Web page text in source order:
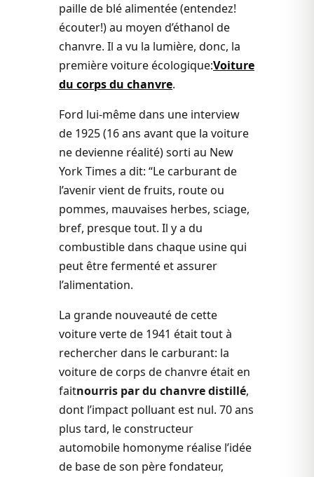
paille de blé alimentée (entendez!
écouter!) au moyen d’éthanol de
chanvre. Il a vu la lumière, donc, la
première voiture écologique:Voiture
du corps du chanvre.
Ford lui-même dans une interview
de 1925 (16 ans avant que la voiture
ne devienne réalité) sorti au New
York Times a dit: “Le carburant de
l’avenir vient de fruits, route ou
pommes, mauvaises herbes, sciage,
bref, presque tout. Il y a du
combustible dans chaque usine qui
peut être fermenté et assurer
l’alimentation.
La grande nouveauté de cette
voiture verte de 1941 était tout à
rechercher dans le carburant: la
voiture de corps de chanvre était en
faitnourris par du chanvre distillé,
dont l’impact polluant est nul. 70 ans
plus tard, le constructeur
automobile homonyme réalise l’idée
de base de son père fondateur,